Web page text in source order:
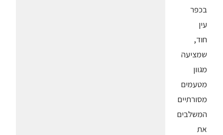
בכפר
עין
חוד,
שמציעה
מגוון
מטעמים
מסורתיים
המשלבים
את